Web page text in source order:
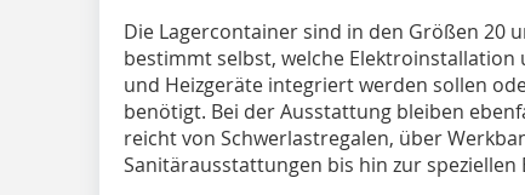
Die Lagercontainer sind in den Größen 20
bestimmt selbst, welche Elektroinstallation
und Heizgeräte integriert werden sollen
benötigt. Bei der Ausstattung bleiben
reicht von Schwerlastregalen, über
Sanitärausstattungen bis hin zur speziellen